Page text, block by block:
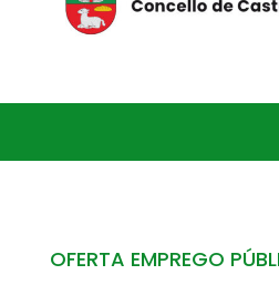
OFERTA EMPREGO